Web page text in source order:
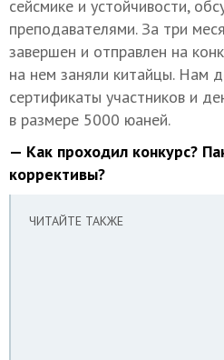
сейсмике и устойчивости,
преподавателями. За три
завершен и отправлен на
на нем заняли китайцы. Нам
сертификаты участников и
в размере 5000 юаней.
— Как проходил конкурс?
коррективы?
ЧИТАЙТЕ ТАКЖЕ